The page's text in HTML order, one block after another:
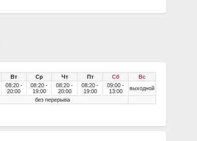
Вт Ср Чт Пт Сб
Вс
08:20 -
20:00
08:20 -
19:00
08:20 -
20:00
08:20 -
19:00
09:00 -
13:00
выходной
без перерыва